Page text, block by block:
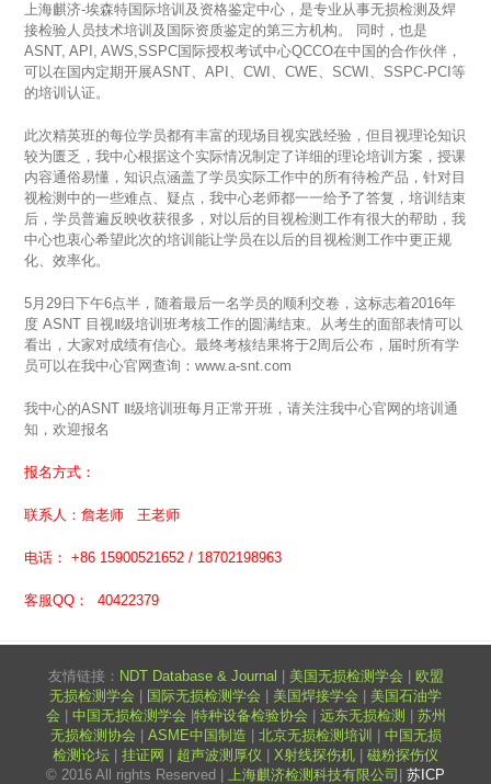
上海麒济-埃森特国际培训及资格鉴定中心，是专业从事无损检测及焊
接检验人员技术培训及国际资质鉴定的第三方机构。 同时，也是
ASNT, API, AWS,SSPC国际授权考试中心QCCO在中国的合作伙伴，
可以在国内定期开展ASNT、API 、CWI 、CWE、SCWI 、SSPC-PCI等
的培训认证。
此次精英班的每位学员都有丰富的现场目视实践经验，但目视理论知识
较为匮乏，我中心根据这个实际情况制定了详细的理论培训方案，授课
内容通俗易懂，知识点涵盖了学员实际工作中的所有待检产品，针对目
视检测中的一些难点、疑点，我中心老师都一一给予了答复，培训结束
后，学员普遍反映收获很多，对以后的目视检测工作有很大的帮助，我
中心也衷心希望此次的培训能让学员在以后的目视检测工作中更正规
化、效率化。
5月29 日下午6点半，随着最后一名学员的顺利交卷，这标志着2016年
度 ASNT 目视Ⅱ级培训班考核工作的圆满结束。从考生的面部表情可以
看出，大家对成绩有信心。最终考核结果将于2周后公布，届时所有学
员可以在我中心官网查询：www.a-snt.com
我中心的ASNT Ⅱ级培训班每月正常开班，请关注我中心官网的培训通
知，欢迎报名
报名方式：
联系人：詹老师 王老师
电话： +86 15900521652 / 18702198963
客服QQ： 40422379
友情链接： NDT Database & Journal 美国无损检测学会
欧盟
无损检测学会
国际无损检测学会 美国焊接学会
美国石油学
会
中国无损检测学会 特种设备检验协会 远东无损检测
苏州
无损检测协会
ASME中国制造 北京无损检测培训
中国无损
检测论坛
挂证网 超声波测厚仪 X射线探伤机
磁粉探伤仪
© 2016 All rights Reserved | 上海麒济检测科技有限公司
苏ICP